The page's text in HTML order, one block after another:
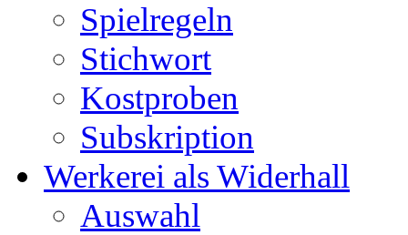
Spielregeln
Stichwort
Kostproben
Subskription
Werkerei als Widerhall
Auswahl